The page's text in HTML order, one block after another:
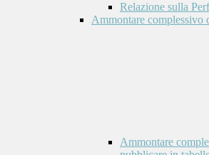
Relazione sulla
Ammontare complessivo
Ammontare